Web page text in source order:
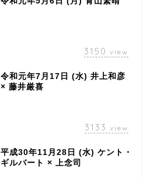
3150 view
令和元年7月17日 (水) 井上和彦
× 藤井厳喜
3133 view
平成30年11月28日 (水) ケント・
ギルバート × 上念司